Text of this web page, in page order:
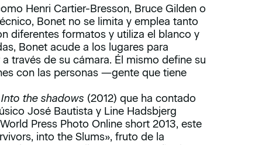
Henri Cartier-Bresson, Bruce Gilden o
Bonet no se limita y emplea tanto
diferentes formatos y utiliza el blanco y
Bonet acude a los lugares para
través de su cámara. Él mismo define su
con las personas ―gente que tiene
Into the shadows (2012) que ha contado
José Bautista y Line Hadsbjerg
Press Photo Online short 2013, este
into the Slums», fruto de la